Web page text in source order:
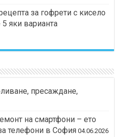
за гофрети с кисело
яки варианта
пресаждане,
на смартфони – ето
телефони в София 04.06.2026